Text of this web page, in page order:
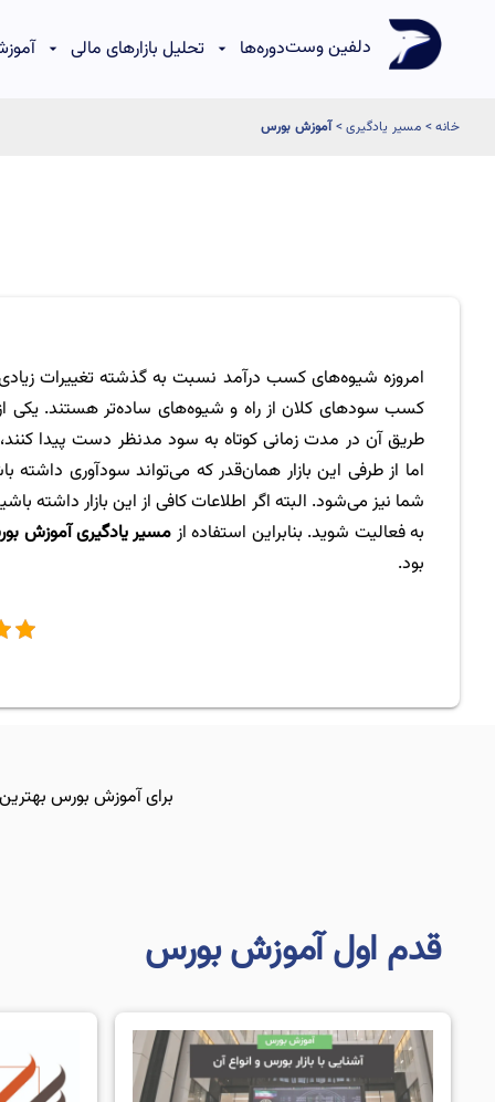
دلفین وستدوره‌ها تحلیل بازارهای مالی
خانه> مسیر یادگیری>آموزش بورس
امروزه شیوه‌های کسب درآمد نسبت به گذشته تغییرات زیادی
کسب سودهای کلان از راه و شیوه‌های ساده‌تر هستند. یکی از
طریق آن در مدت زمانی کوتاه به سود مدنظر دست پیدا
اما از طرفی این بازار همان‌قدر که می‌تواند سودآوری
شما نیز می‌شود. البته اگر اطلاعات کافی از این بازار داشته
به فعالیت شوید. بنابراین استفاده ازمسیر یادگیری آموزش
بود.
برای آموزش بورس
قدم اول آموزش بورس